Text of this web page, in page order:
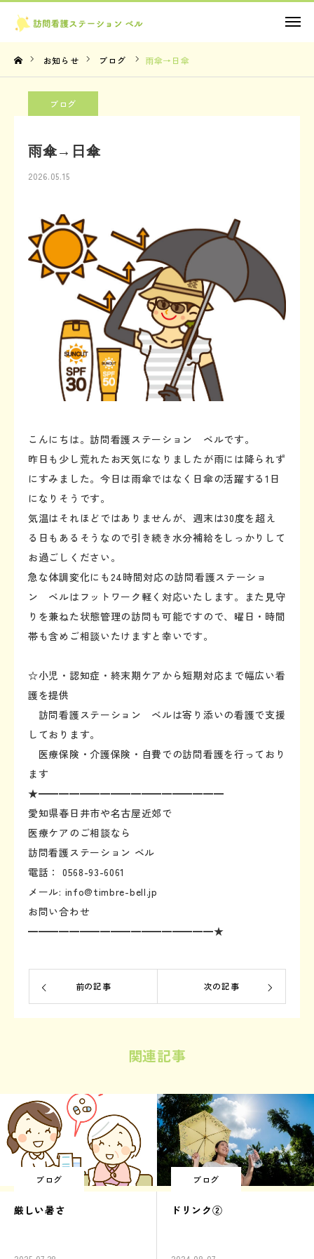
お知らせ ブログ 雨傘→日傘
ブログ
雨傘→日傘
2026.05.15
こんにちは。訪問看護ステーション ベルです。
昨日も少し荒れたお天気になりましたが雨には降られず
にすみました。今日は雨傘ではなく日傘の活躍する1日
になりそうです。
気温はそれほどではありませんが、週末は30度を超え
る日もあるそうなので引き続き水分補給をしっかりして
お過ごしください。
急な体調変化にも24時間対応の訪問看護ステーショ
ン ベルはフットワーク軽く対応いたします。また見守
りを兼ねた状態管理の訪問も可能ですので、曜日・時間
帯も含めご相談いたけますと幸いです。
☆小児・認知症・終末期ケアから短期対応まで幅広い看
護を提供
訪問看護ステーション ベルは寄り添いの看護で支援
しております。
医療保険・介護保険・自費での訪問看護を行っており
ます
★━━━━━━━━━━━━━━━━━━
愛知県春日井市や名古屋近郊で
医療ケアのご相談なら
訪問看護ステーション ベル
電話： 0568-93-6061
メール: info@timbre-bell.jp
お問い合わせ
━━━━━━━━━━━━━━━━━━★
前の記事 次の記事
関連記事
ブログ
厳しい暑さ
ブログ
ドリンク②
お問い合わせ
TOP
お知らせ
お問い合わせ